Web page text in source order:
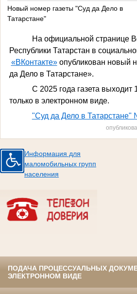
Новый номер газеты "Суд да Дело в
Татарстане"
На официальной странице
Республики Татарстан в
«ВКонтакте»опубликован новый
да Дело в Татарстане».
С 2025 года газета выходит
только в электронном виде.
"Суд да Дело в Татарстане"
Информация для
маломобильных групп
населения
ПОДАЧА ПРОЦЕССУАЛЬНЫХ
ЭЛЕКТРОННОМ ВИДЕ